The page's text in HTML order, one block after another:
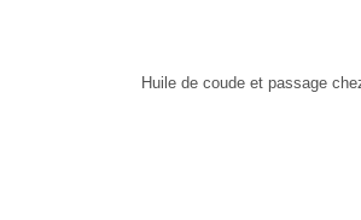
Huile de coude et passage